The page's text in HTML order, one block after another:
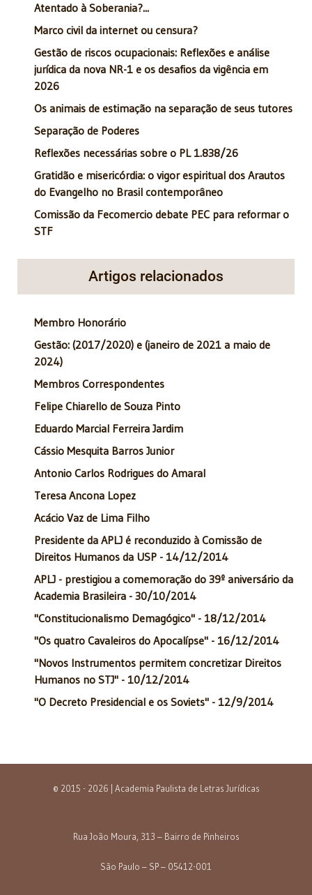
Atentado à Soberania?...
Marco civil da internet ou censura?
Gestão de riscos ocupacionais: Reflexões e análise
jurídica da nova NR-1 e os desafios da vigência em
2026
Os animais de estimação na separação de seus tutores
Separação de Poderes
Reflexões necessárias sobre o PL 1.838/26
Gratidão e misericórdia: o vigor espiritual dos Arautos
do Evangelho no Brasil contemporâneo
Comissão da Fecomercio debate PEC para reformar o
STF
Artigos relacionados
Membro Honorário
Gestão: (2017/2020) e (janeiro de 2021 a maio de
2024)
Membros Correspondentes
Felipe Chiarello de Souza Pinto
Eduardo Marcial Ferreira Jardim
Cássio Mesquita Barros Junior
Antonio Carlos Rodrigues do Amaral
Teresa Ancona Lopez
Acácio Vaz de Lima Filho
Presidente da APLJ é reconduzido à Comissão de
Direitos Humanos da USP - 14/12/2014
APLJ - prestigiou a comemoração do 39º aniversário da
Academia Brasileira - 30/10/2014
"Constitucionalismo Demagógico" - 18/12/2014
"Os quatro Cavaleiros do Apocalípse" - 16/12/2014
"Novos Instrumentos permitem concretizar Direitos
Humanos no STJ" - 10/12/2014
"O Decreto Presidencial e os Soviets" - 12/9/2014
© 2015 - 2026 | Academia Paulista de Letras Jurídicas
Rua João Moura, 313 – Bairro de Pinheiros
São Paulo – SP – 05412-001